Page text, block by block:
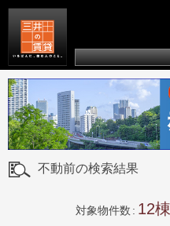
不動前の検索結果
対象物件数 12